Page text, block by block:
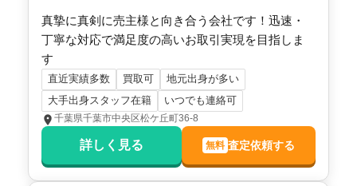
状態:古家あり 土地面積:264 ㎡
株式会社スマイリッシュ－エステート
1,700万円
千葉県鎌ヶ谷市東道野辺四丁目
真摯に真剣に売主様と向き合う会社です！迅速・
丁寧な対応で満足度の高いお取引実現を目指しま
す
直近実績多数 買取可
地元出身が多い
大手出身スタッフ在籍
いつでも連絡可
千葉県千葉市中央区松ケ丘町36-8
詳しく見る 無料 査定依頼する